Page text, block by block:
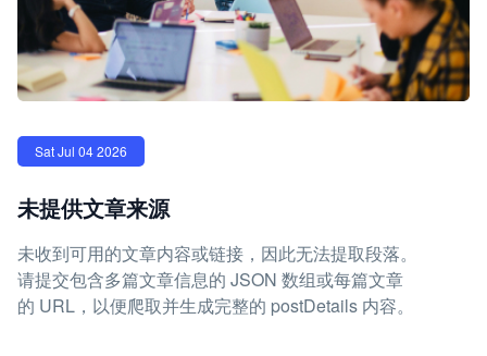
Sat Jul 04 2026
未提供文章来源
未收到可用的文章内容或链接，因此无法提取段落。
请提交包含多篇文章信息的 JSON 数组或每篇文章
的 URL，以便爬取并生成完整的 postDetails 内容。